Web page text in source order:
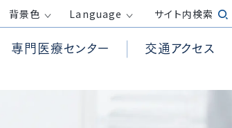
背景色 Language サイト内検索
専門医療センター 交通アクセス